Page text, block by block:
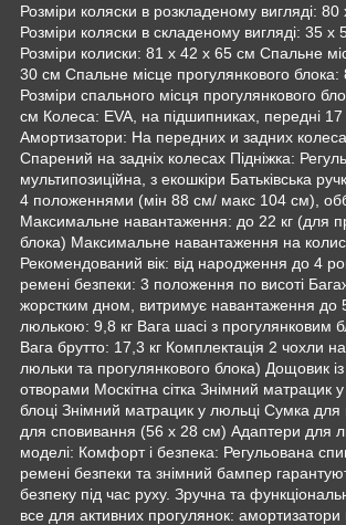
Розміри коляски в розкладеному вигляді:
Розміри коляски в складеному вигляді: 35 х
Розміри колиски: 81 х 42 х 65 см Спальне
30 см Спальне місце прогулянкового
Розміри спального місця прогулянкового
см Колеса: EVA, на підшипниках, передні
Амортизатори: На передних и задних
Спарений на задніх колесах Підніжка:
мультипозиційна, з екошкіри Батьківська
4 положеннями (мін 88 см/ макс 104 см),
Максимальне навантаження: до 22 кг (для
блока) Максимальне навантаження на
Рекомендований вік: від народження до 4
ремені безпеки: 3 положення по висоті
жорстким дном, витримує навантаження до
люлькою: 9,8 кг Вага шасі з прогулянковим
Вага брутто: 17,3 кг Комплектація 2 чохли
люльки та прогулянкового блока) Дощовик
отворами Москітна сітка Знімний матрацик
блоці Знімний матрацик у люльці Сумка
для сповивання (56 х 28 см) Адаптери для
моделі: Комфорт і безпека: Регульована
ремені безпеки та знімний бампер
безпеку під час руху. Зручна та
все для активних прогулянок: амортизатори